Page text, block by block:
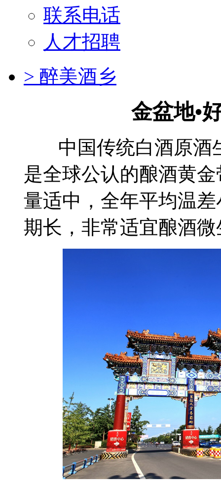
联系电话
人才招聘
> 醉美酒乡
金盆地•
中国传统白酒原酒
是全球公认的酿酒黄
量适中，全年平均温
期长，非常适宜酿酒